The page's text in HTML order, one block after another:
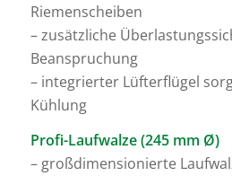
Riemenscheiben
– zusätzliche
Beanspruchung
– integrierter Lüfterflügel
Kühlung
Profi-Laufwalze (245 mm Ø)
– großdimensionierte